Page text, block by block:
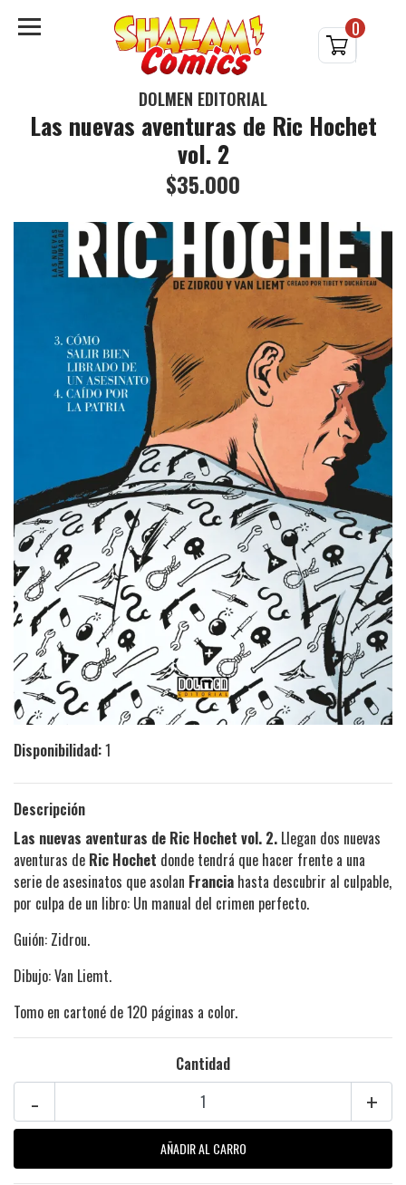
0
DOLMEN EDITORIAL
Las nuevas aventuras de Ric Hochet
vol. 2
$35.000
Disponibilidad:1
Descripción
Las nuevas aventuras de Ric Hochet vol. 2. Llegan dos nuevas
aventuras de Ric Hochet donde tendrá que hacer frente a una
serie de asesinatos que asolan Francia hasta descubrir al culpable,
por culpa de un libro: Un manual del crimen perfecto.
Guión: Zidrou.
Dibujo: Van Liemt.
Tomo en cartoné de 120 páginas a color.
Cantidad
+
-